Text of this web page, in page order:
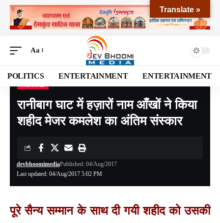
Aa
POLITICS ENTERTAINMENT ENTERTAINMENT
Devbhoomi Media>Blog>NATIONAL>UTTARAKHAND>NANITAL>रानीबाग
रानीबाग घाट में हज़ारों नाम आँखों ने किया
शहीद मेजर कमलेश का अंतिम संस्कार
Last updated: 04/Aug/2017 5:02 PM
devbhoomimediaPublished: 04/Aug/2017
पूरे सैन्य सम्मान के साथ दी गयी शहीद को उसकी
Translate »